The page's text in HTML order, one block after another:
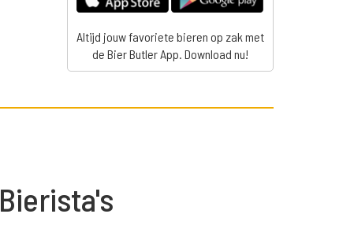
Altijd jouw favoriete bieren op zak met
de Bier Butler App. Download nu!
Bierista's